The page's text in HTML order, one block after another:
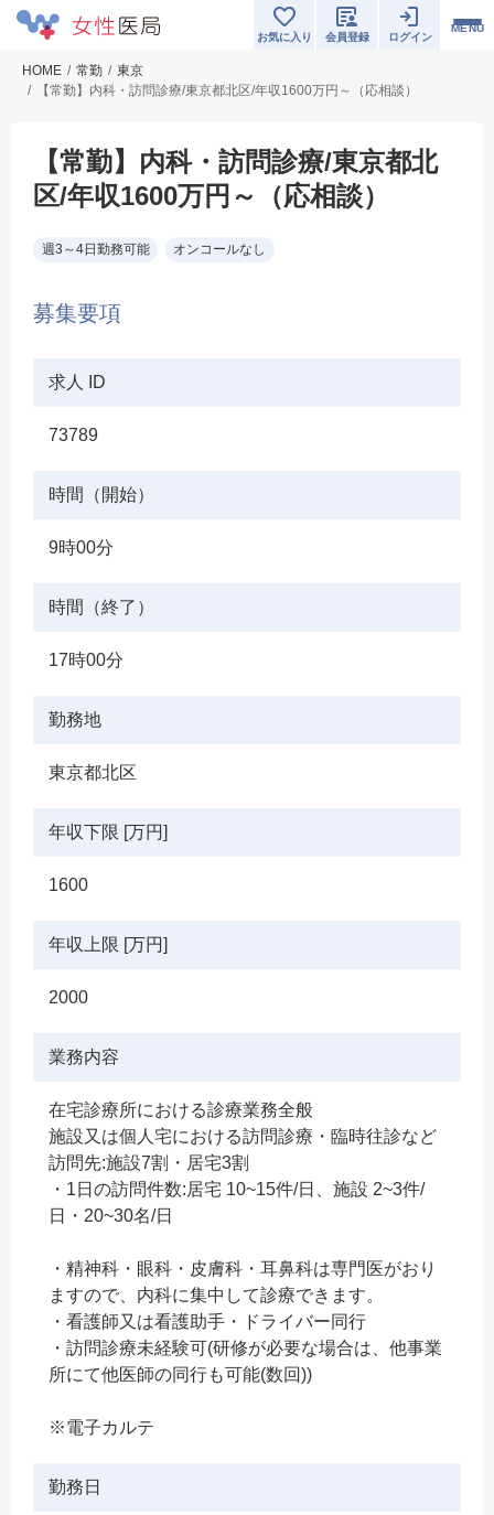
MENU
お気に入り 会員登録 ログイン
HOME 常勤
東京
【常勤】内科・訪問診療/東京都北区/年収1600万円～（応相談）
【常勤】内科・訪問診療/東京都北
区/年収1600万円～（応相談）
週3～4日勤務可能 オンコールなし
募集要項
求人 ID
73789
時間（開始）
9時00分
時間（終了）
17時00分
勤務地
東京都北区
年収下限 [万円]
1600
年収上限 [万円]
2000
業務内容
在宅診療所における診療業務全般
施設又は個人宅における訪問診療・臨時往診など
訪問先:施設7割・居宅3割
・1日の訪問件数:居宅 10~15件/日、施設 2~3件/
日・20~30名/日
・精神科・眼科・皮膚科・耳鼻科は専門医がおり
ますので、内科に集中して診療できます。
・看護師又は看護助手・ドライバー同行
・訪問診療未経験可(研修が必要な場合は、他事業
所にて他医師の同行も可能(数回))
※電子カルテ
勤務日